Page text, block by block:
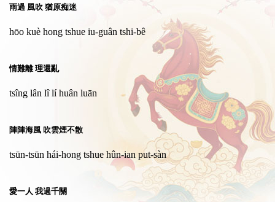
雨過 風吹 猶原痴迷
hōo kuè hong tshue iu-guân tshi-bê
情難離 理還亂
tsîng lân lî lí huân luān
陣陣海風 吹雲煙不散
tsūn-tsūn hái-hong tshue hûn-ian put-sàn
愛一人 我過千關